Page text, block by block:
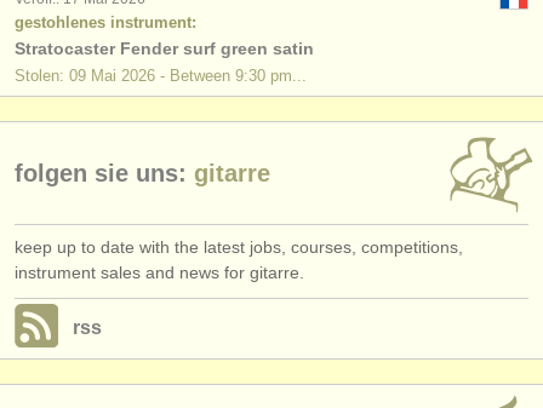
gestohlenes instrument:
Stratocaster Fender surf green satin
Stolen: 09 Mai 2026 - Between 9:30 pm...
folgen sie uns: gitarre
keep up to date with the latest jobs, courses, competitions,
instrument sales and news for gitarre.
rss